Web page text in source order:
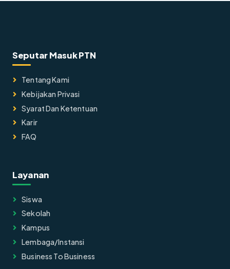
Seputar Masuk PTN
Tentang Kami
Kebijakan Privasi
Syarat Dan Ketentuan
Karir
FAQ
Layanan
Siswa
Sekolah
Kampus
Lembaga/instansi
Business To Business